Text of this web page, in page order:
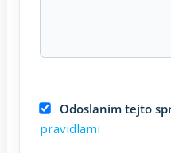
Odoslaním tejto
pravidlami